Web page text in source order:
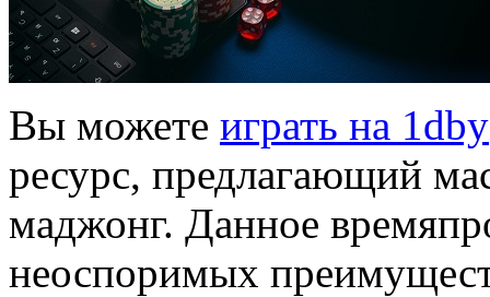
Вы можете играть на 1dby
ресурс, предлагающий
маджонг. Данное
неоспоримых